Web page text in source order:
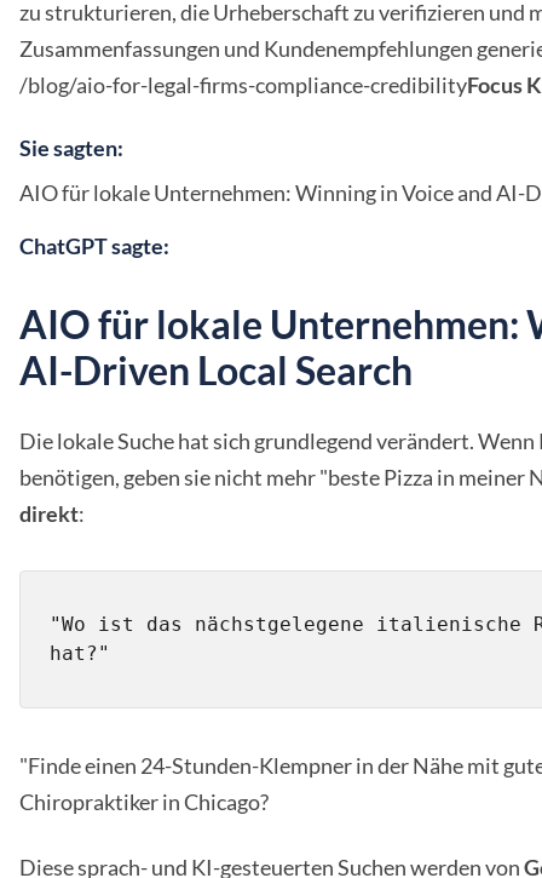
zu strukturieren, die Urheberschaft zu verifizieren und
Zusammenfassungen und Kundenempfehlungen
/blog/aio-for-legal-firms-compliance-credibilityFocus
Sie sagten:
AIO für lokale Unternehmen: Winning in Voice and AI-
ChatGPT sagte:
AIO für lokale Unternehmen:
AI-Driven Local Search
Die lokale Suche hat sich grundlegend verändert.
benötigen, geben sie nicht mehr "beste Pizza in meiner
direkt:
"Wo ist das nächstgelegene
"Finde einen 24-Stunden-Klempner in der Nähe mit
Chiropraktiker in Chicago?
Diese sprach- und KI-gesteuerten Suchen werden von